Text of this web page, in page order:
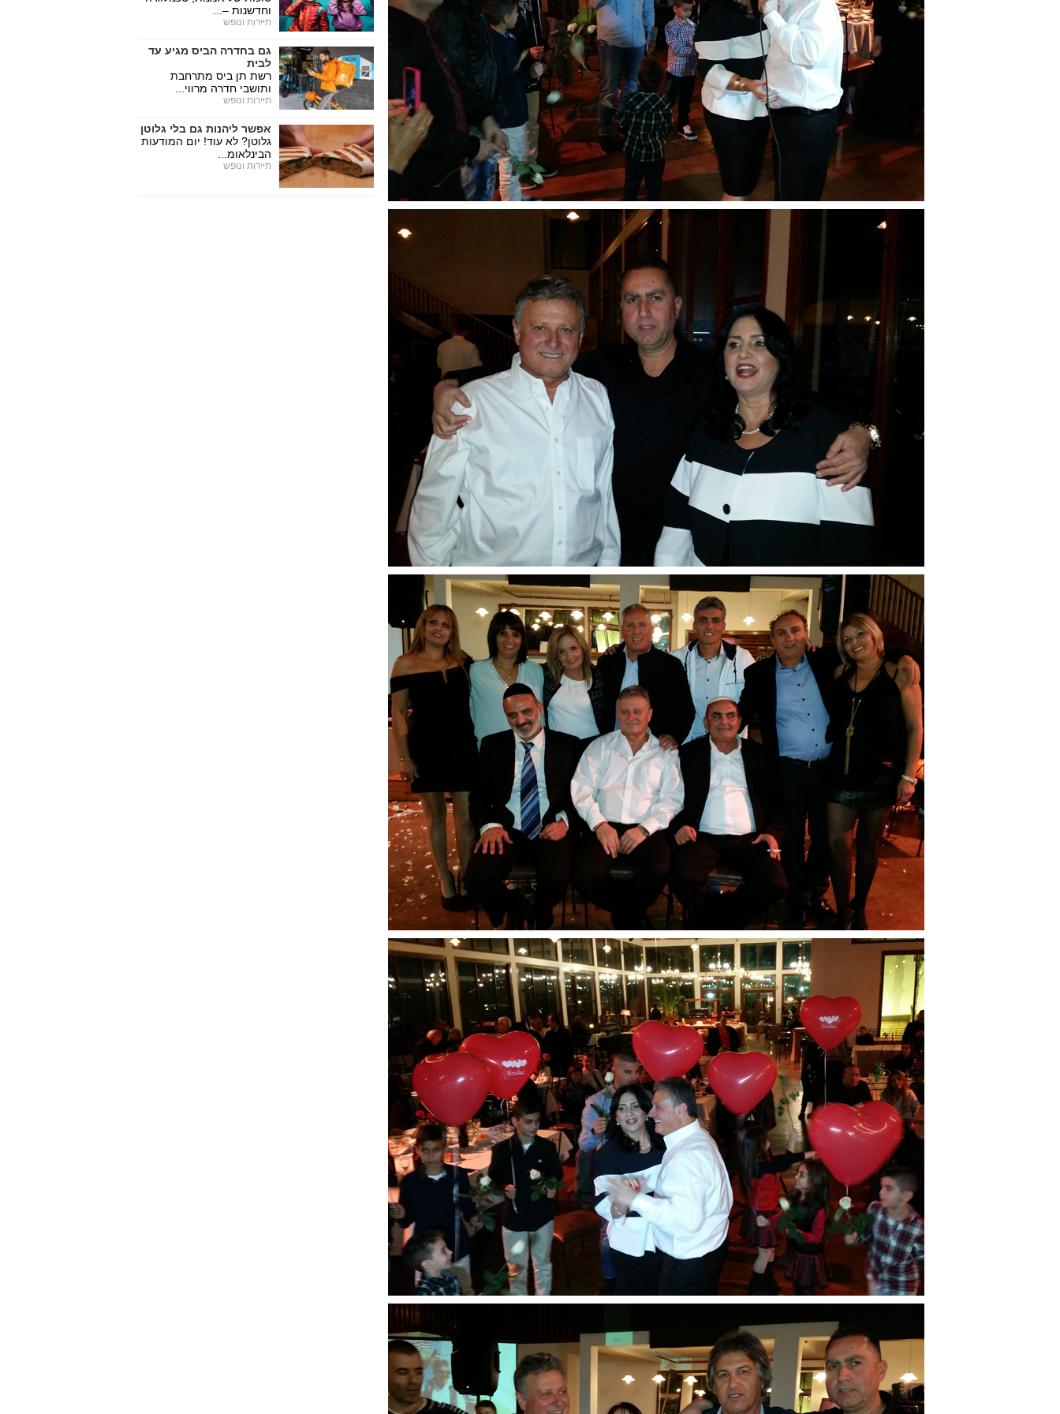
וחדשנות –...
תיירות ונופש
גם בחדרה הביס מגיע עד
לבית
רשת תן ביס מתרחבת
ותושבי חדרה מרווי...
תיירות ונופש
אפשר ליהנות גם בלי גלוטן
גלוטן? לא עוד! יום המודעות
הבינלאומ...
תיירות ונופש